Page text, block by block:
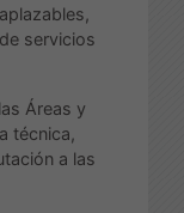
servicios
Áreas y
técnica,
a las